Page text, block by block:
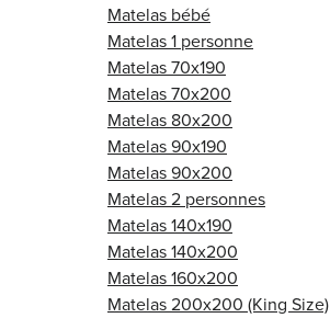
Matelas bébé
Matelas 1 personne
Matelas 70x190
Matelas 70x200
Matelas 80x200
Matelas 90x190
Matelas 90x200
Matelas 2 personnes
Matelas 140x190
Matelas 140x200
Matelas 160x200
Matelas 200x200 (King Size)